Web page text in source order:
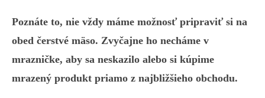
Poznáte to, nie vždy máme možnosť pripraviť si na
obed čerstvé mäso. Zvyčajne ho necháme v
mrazničke, aby sa neskazilo alebo si kúpime
mrazený produkt priamo z najbližšieho obchodu.